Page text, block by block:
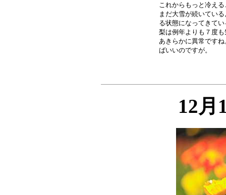
これからもっと冷え
まだ大雪が続いてい
る状態になってきて
梨は例年よりも７度
あきらかに異常です
12月